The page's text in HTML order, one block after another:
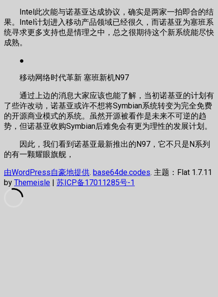
Intel此次能与诺基亚达成协议，确实是两家一拍即合的结
果。Intel计划进入移动产品领域已经很久，而诺基亚为塞班系
统寻求更多支持也是情理之中，总之很期待这个新系统能尽快
成熟。
●
移动网络时代革新 塞班新机N97
通过上边的消息大家应该也能了解，当初诺基亚的计划有
了些许改动，诺基亚或许不想将Symbian系统转变为完全免费
的开源商业模式的系统。虽然开源被看作是未来不可逆的趋
势，但诺基亚收购Symbian后难免会有更为理性的发展计划。
因此，我们看到诺基亚最新推出的N97，它不只是N系列
的有一颗耀眼旗舰，
由WordPress自豪地提供. base64de.codes. 主题：Flat 1.7.11
by Themeisle | 苏ICP备17011285号-1